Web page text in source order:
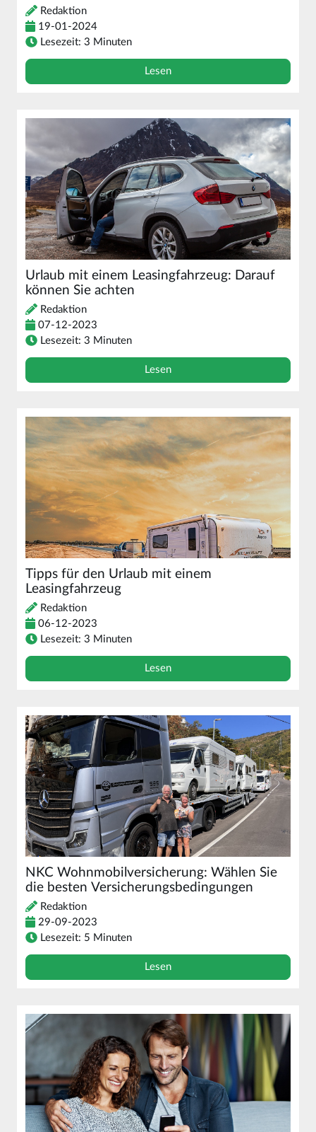
Redaktion
19-01-2024
Lesezeit: 3 Minuten
Lesen
Urlaub mit einem Leasingfahrzeug: Darauf
können Sie achten
Redaktion
07-12-2023
Lesezeit: 3 Minuten
Lesen
Tipps für den Urlaub mit einem
Leasingfahrzeug
Redaktion
06-12-2023
Lesezeit: 3 Minuten
Lesen
NKC Wohnmobilversicherung: Wählen Sie
die besten Versicherungsbedingungen
Redaktion
29-09-2023
Lesezeit: 5 Minuten
Lesen